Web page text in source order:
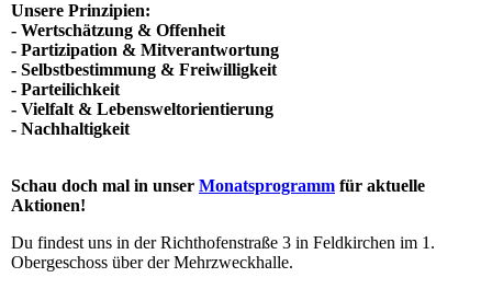
Unsere Prinzipien:
- Wertschätzung & Offenheit
- Partizipation & Mitverantwortung
- Selbstbestimmung & Freiwilligkeit
- Parteilichkeit
- Vielfalt & Lebensweltorientierung
- Nachhaltigkeit
Schau doch mal in unser Monatsprogramm für aktuelle
Aktionen!
Du findest uns in der Richthofenstraße 3 in Feldkirchen im 1.
Obergeschoss über der Mehrzweckhalle.